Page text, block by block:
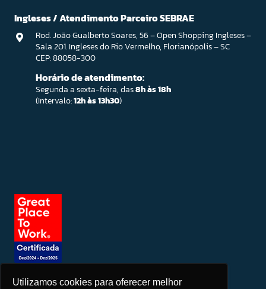
Utilizamos cookies para oferecer melhor
Ingleses / Atendimento Parceiro SEBRAE
Rod. João Gualberto Soares, 56 – Open Shopping Ingleses –
Sala 201. Ingleses do Rio Vermelho, Florianópolis – SC
CEP: 88058-300
Horário de atendimento:
Segunda a sexta-feira, das8h às 18h
(Intervalo:12h às 13h30)